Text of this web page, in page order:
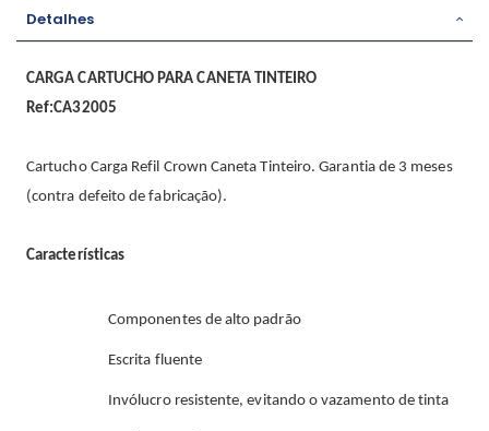
Detalhes
CARGA CARTUCHO PARA CANETA TINTEIRO
Ref:CA32005
Cartucho Carga Refil Crown Caneta Tinteiro. Garantia de 3 meses
(contra defeito de fabricação).
Características
Componentes de alto padrão
Escrita fluente
Invólucro resistente, evitando o vazamento de tinta